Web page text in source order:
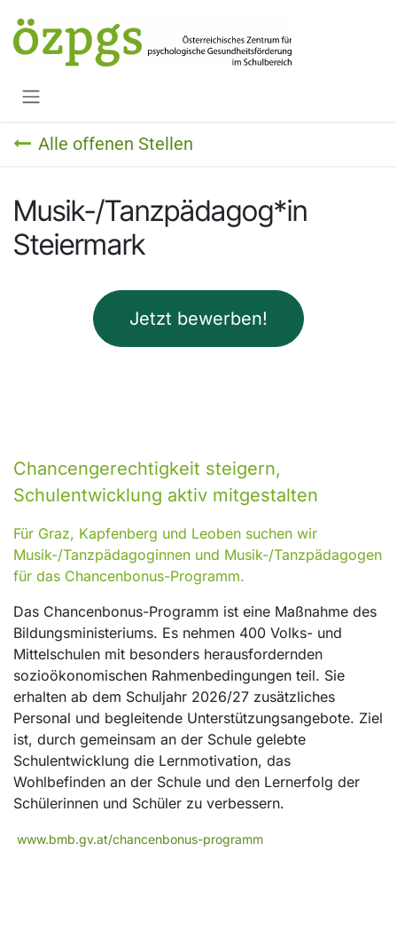
Alle offenen Stellen
Musik-/Tanzpädagog*in
Steiermark
Jetzt bewerben!
Chancengerechtigkeit steigern,
Schulentwicklung aktiv mitgestalten
Für Graz, Kapfenberg und Leoben suchen wir
Musik-/Tanzpädagoginnen und Musik-/Tanzpädagogen
für das Chancenbonus-Programm.
Das Chancenbonus-Programm ist eine Maßnahme des
Bildungsministeriums. Es nehmen 400 Volks- und
Mittelschulen mit besonders herausfordernden
sozioökonomischen Rahmenbedingungen teil. Sie
erhalten ab dem Schuljahr 2026/27 zusätzliches
Personal und begleitende Unterstützungsangebote. Ziel
ist, durch gemeinsam an der Schule gelebte
Schulentwicklung die Lernmotivation, das
Wohlbefinden an der Schule und den Lernerfolg der
Schülerinnen und Schüler zu verbessern.
www.bmb.gv.at/chancenbonus-programm